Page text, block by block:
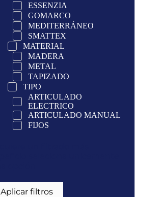
ESSENZIA
GOMARCO
MEDITERRÁNEO
SMATTEX
MATERIAL
MADERA
METAL
TAPIZADO
TIPO
ARTICULADO
ELECTRICO
ARTICULADO MANUAL
FIJOS
Aplicar filtros